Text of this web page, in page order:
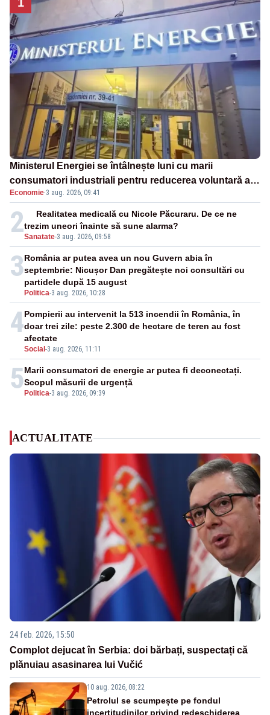
Ministerul Energiei se întâlnește luni cu marii
consumatori industriali pentru reducerea voluntară a
consumului de electricitate în orele de vârf
Economie·3 aug. 2026, 09:41
2Sanatate-3 aug. 2026, 09:58
Realitatea medicală cu Nicole Păcuraru. De ce ne
trezim uneori înainte să sune alarma?
3
Politica-3 aug. 2026, 10:28
România ar putea avea un nou Guvern abia în
septembrie: Nicușor Dan pregătește noi consultări cu
partidele după 15 august
4
Social -3 aug. 2026, 11:11
Pompierii au intervenit la 513 incendii în România, în
doar trei zile: peste 2.300 de hectare de teren au fost
afectate
5 Politica-3 aug. 2026, 09:39
Marii consumatori de energie ar putea fi deconectați.
Scopul măsurii de urgență
ACTUALITATE
24 feb. 2026, 15:50
Complot dejucat în Serbia: doi bărbați, suspectați că
plănuiau asasinarea lui Vučić
10 aug. 2026, 08:22
Petrolul se scumpește pe fondul
incertitudinilor privind redeschiderea